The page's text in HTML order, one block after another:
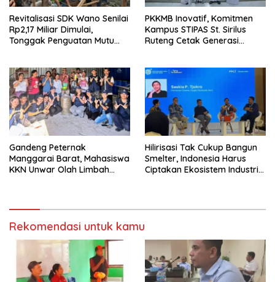
Revitalisasi SDK Wano Senilai
Rp2,17 Miliar Dimulai,
Tonggak Penguatan Mutu
PKKMB Inovatif, Komitmen
Kampus STIPAS St. Sirilus
Ruteng Cetak Generasi
Gandeng Peternak
Manggarai Barat, Mahasiswa
KKN Unwar Olah Limbah
Hilirisasi Tak Cukup Bangun
Smelter, Indonesia Harus
Ciptakan Ekosistem Industri
Rekomendasi untuk kamu